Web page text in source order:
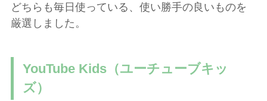
どちらも毎日使っている、使い勝手の良いものを
厳選しました。
YouTube Kids（ユーチューブキッ
ズ）